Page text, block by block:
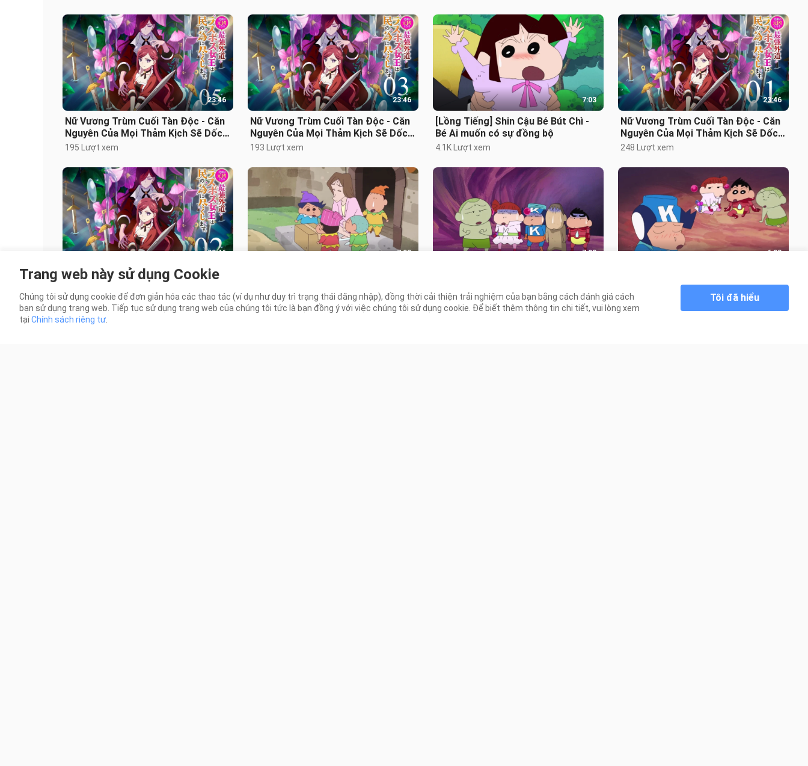
23:46
Nữ Vương Trùm Cuối Tàn Độc - Căn
Nguyên Của Mọi Thảm Kịch Sẽ Dốc
Sức Vì Người Dân - Phần 2 - Tập 05
195 Lượt xem
23:46
Nữ Vương Trùm Cuối Tàn Độc - Căn
Nguyên Của Mọi Thảm Kịch Sẽ Dốc
Sức Vì Người Dân - Phần 2 - Tập 03
193 Lượt xem
7:03
[Lồng Tiếng] Shin Cậu Bé Bút Chì -
Bé Ai muốn có sự đồng bộ
4.1K Lượt xem
23:46
Nữ Vương Trùm Cuối Tàn Độc - Căn
Nguyên Của Mọi Thảm Kịch Sẽ Dốc
Sức Vì Người Dân - Phần 2 - Tập 01
248 Lượt xem
23:46
Nữ Vương Trùm Cuối Tàn Độc - Căn
Nguyên Của Mọi Thảm Kịch Sẽ Dốc
Sức Vì Người Dân - Phần 2 - Tập 02
204 Lượt xem
7:03
bạch tuyết Himiko
3.0K Lượt xem
7:28
1.8K Lượt xem
6:38
Đội Avengers Phần 2
1.6K Lượt xem
Trang web này sử dụng Cookie
Chúng tôi sử dụng cookie để đơn giản hóa các thao tác (ví dụ như duy trì trạng thái đăng nhập), đồng thời cải thiện trải nghiệm của bạn bằng cách đánh giá cách
bạn sử dụng trang web. Tiếp tục sử dụng trang web của chúng tôi tức là bạn đồng ý với việc chúng tôi sử dụng cookie. Để biết thêm thông tin chi tiết, vui lòng xem
tại Chính sách riêng tư
Tôi đã hiểu